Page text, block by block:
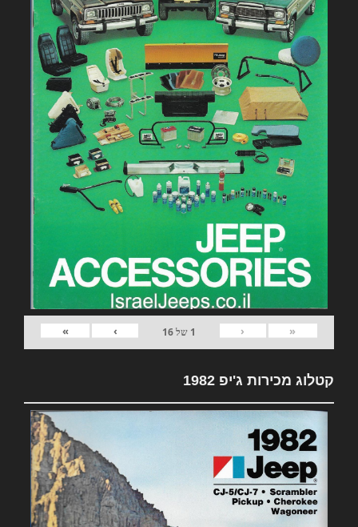
«
‹
1 של16
›
»
קטלוג מכירות ג'יפ 1982